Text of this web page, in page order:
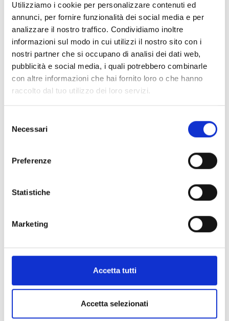
Utilizziamo i cookie per personalizzare contenuti ed
annunci, per fornire funzionalità dei social media e per
analizzare il nostro traffico. Condividiamo inoltre
informazioni sul modo in cui utilizzi il nostro sito con i
nostri partner che si occupano di analisi dei dati web,
pubblicità e social media, i quali potrebbero combinarle
con altre informazioni che hai fornito loro o che hanno
raccolto dal tuo utilizzo dei loro servizi.
delNecessari
Preferenze
Statistiche
Marketing
Accetta tutti
Accetta selezionati
MAREINHOF
Via Marein 6+10
39028Silandro/Vezzano
Tel.+39 349 3794663
info@mareinhof-vetzan.com
Saperne di più
SOMMAVILLA APARTMENTS CENTRAL LIVING
39028Silandro
+39 335 6054146
centralliving@rolmail.net